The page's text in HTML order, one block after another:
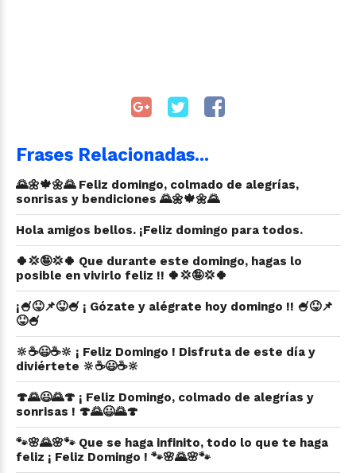
Frases Relacionadas...
🌄🌼🍁🌼🌄 Feliz domingo, colmado de alegrías,
sonrisas y bendiciones 🌄🌼🍁🌼🌄
Hola amigos bellos. ¡Feliz domingo para todos.
🍀💢🤪💢🍀 Que durante este domingo, hagas lo
posible en vivirlo feliz !! 🍀💢🤪💢🍀
¡🍧😝📌😝🍧 ¡ Gózate y alégrate hoy domingo !! 🍧😝📌
😝🍧
🔆☕😃☕🔆 ¡ Feliz Domingo ! Disfruta de este día y
diviértete 🔆☕😃☕🔆
🍄🌄😃🌄🍄 ¡ Feliz Domingo, colmado de alegrías y
sonrisas ! 🍄🌄😃🌄🍄
🐾🌸🌄🌸🐾 Que se haga infinito, todo lo que te haga
feliz ¡ Feliz Domingo ! 🐾🌸🌄🌸🐾